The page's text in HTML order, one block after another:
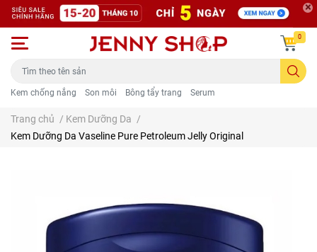
Kem chống nắng Son môi Bông tẩy trang Serum
0
Trang chủ / Kem Dưỡng Da /
Kem Dưỡng Da Vaseline Pure Petroleum Jelly Original